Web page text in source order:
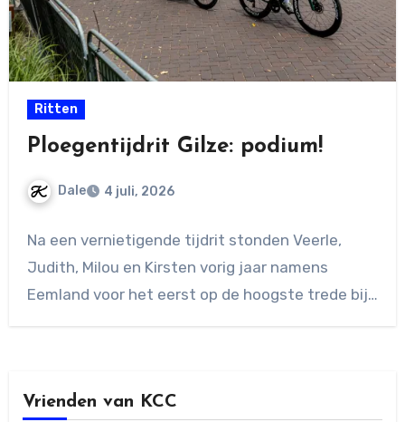
Ritten
Ploegentijdrit Gilze: podium!
Dale 4 juli, 2026
reacties
Na een vernietigende tijdrit stonden Veerle,
Judith, Milou en Kirsten vorig jaar namens
Eemland voor het eerst op de hoogste trede bij…
Vrienden van KCC